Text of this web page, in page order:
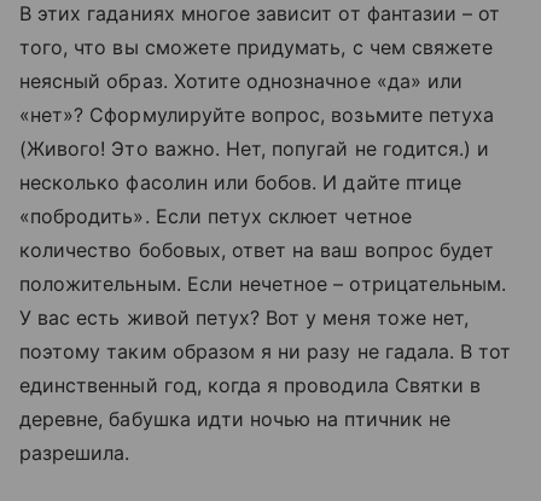
В этих гаданиях многое зависит от фантазии – от
того, что вы сможете придумать, с чем свяжете
неясный образ. Хотите однозначное «да» или
«нет»? Сформулируйте вопрос, возьмите петуха
(Живого! Это важно. Нет, попугай не годится.) и
несколько фасолин или бобов. И дайте птице
«побродить». Если петух склюет четное
количество бобовых, ответ на ваш вопрос будет
положительным. Если нечетное – отрицательным.
У вас есть живой петух? Вот у меня тоже нет,
поэтому таким образом я ни разу не гадала. В тот
единственный год, когда я проводила Святки в
деревне, бабушка идти ночью на птичник не
разрешила.